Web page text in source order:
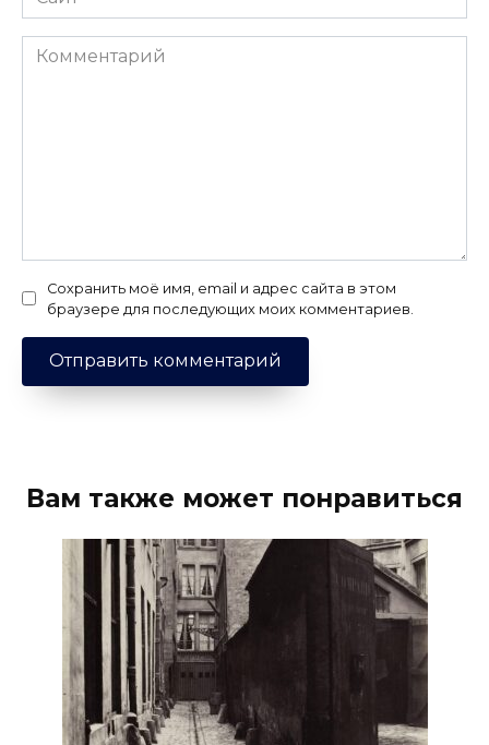
Комментарий
Сохранить моё имя, email и адрес сайта в этом
браузере для последующих моих комментариев.
Вам также может понравиться